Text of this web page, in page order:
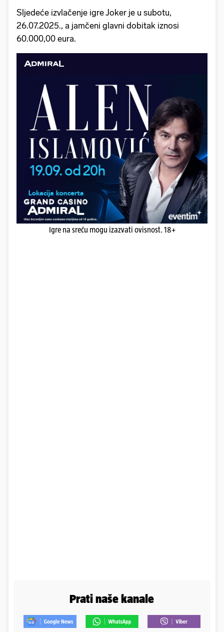
Sljedeće izvlačenje igre Joker je u subotu,
26.07.2025., a jamčeni glavni dobitak iznosi
60.000,00 eura.
Igre na sreću mogu izazvati ovisnost. 18+
Prati naše kanale